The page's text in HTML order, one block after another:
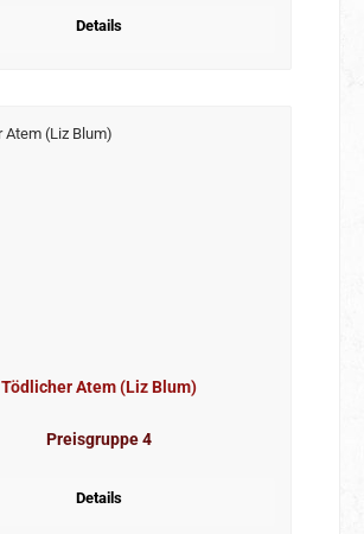
Details
Tödlicher Atem (Liz Blum)
Preisgruppe 4
Details